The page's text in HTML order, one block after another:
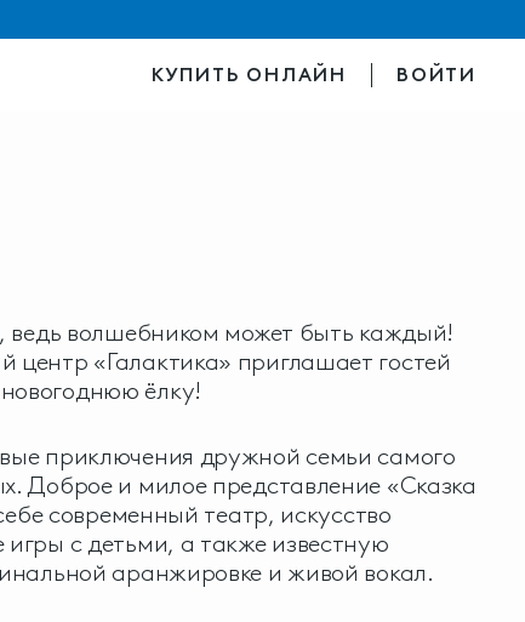
КУПИТЬ ОНЛАЙН ВОЙТИ
ведь волшебником может быть каждый!
«Галактика» приглашает гостей
ёлку!
приключения дружной семьи самого
Доброе и милое представление «Сказка
современный театр, искусство
с детьми, а также известную
аранжировке и живой вокал.